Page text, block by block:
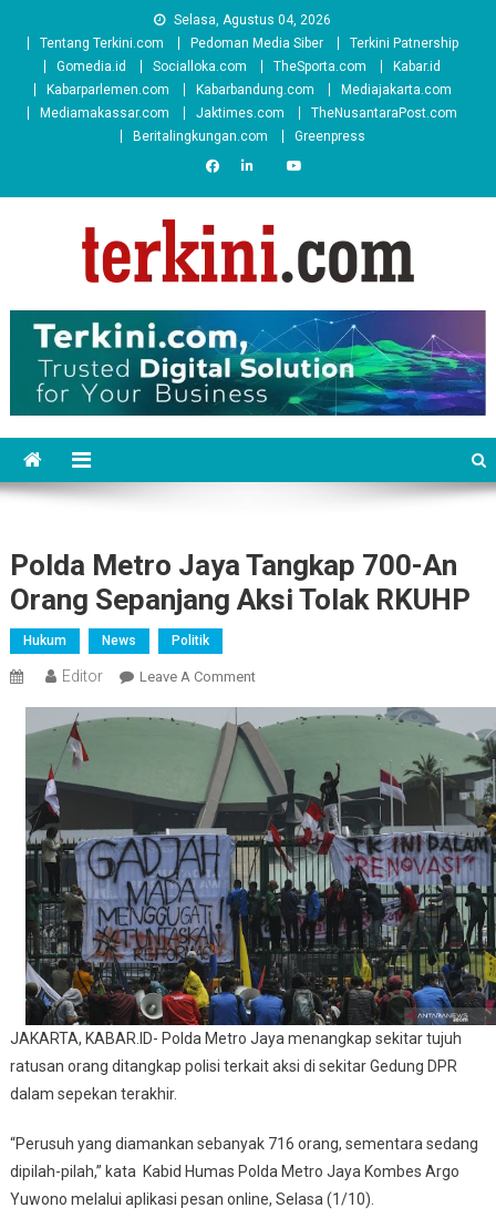
Selasa, Agustus 04, 2026
Tentang Terkini.com
Pedoman Media Siber
Terkini Patnership
Gomedia.id
Socialloka.com TheSporta.com
Kabar.id
Kabarparlemen.com
Kabarbandung.com
Mediajakarta.com
Mediamakassar.com
Jaktimes.com
TheNusantaraPost.com
Beritalingkungan.com
Greenpress
Polda Metro Jaya Tangkap 700-An
Orang Sepanjang Aksi Tolak RKUHP
Hukum News Politik
Editor Leave A CommentOn
Metro
Jaya
Tangkap
700-
An
Orang
Sepanjang
Aksi
Tolak
RKUHP
JAKARTA, KABAR.ID- Polda Metro Jaya menangkap sekitar tujuh
ratusan orang ditangkap polisi terkait aksi di sekitar Gedung DPR
dalam sepekan terakhir.
“Perusuh yang diamankan sebanyak 716 orang, sementara sedang
dipilah-pilah,” kata Kabid Humas Polda Metro Jaya Kombes Argo
Yuwono melalui aplikasi pesan online, Selasa (1/10).